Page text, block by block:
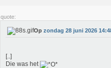
quote:
Op zondag 28 juni 2026
[..]
Die was het